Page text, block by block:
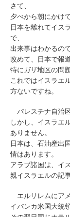
さて、
夕べから朝にかけ
日本を離れてイス
で、
出来事はわかるの
改めて、日本で報
特にガザ地区の問題
これではイスラエ
方ないですね。
パレスチナ自治
しかし、イスラエ
ありません。
日本は、石油産出
情はあります。
アラブ諸国は、イ
親イスラエルの記
エルサレムにア
イバンカ米国大統